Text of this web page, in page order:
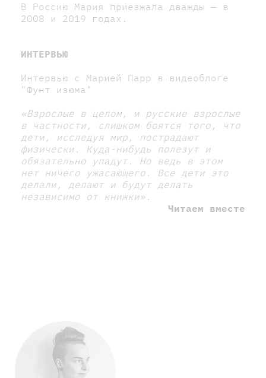
В Россию Мария приезжала дважды — в
2008 и 2019 годах.
ИНТЕРВЬЮ
Интервью с Марией Парр в видеоблоге
"Фунт изюма"
«Взрослые в целом, и русские взрослые
в частности, слишком боятся того, что
дети, исследуя мир, пострадают
физически. Куда-нибудь полезут и
обязательно упадут. Но ведь в этом
нет ничего ужасающего. Все дети это
делали, делают и будут делать
независимо от книжки» .
Читаем вместе